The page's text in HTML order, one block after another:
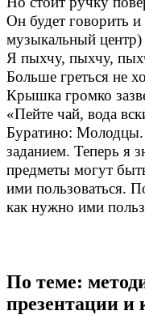
Он будет говорить
музыкальный центр)
Я пыхчу, пыхчу,
Больше греться не
Крышка громко
«Пейте чай, вода
Буратино: Молодцы.
заданием. Теперь я
предметы могут
ими пользоваться.
как нужно ими
По теме:
презентации и